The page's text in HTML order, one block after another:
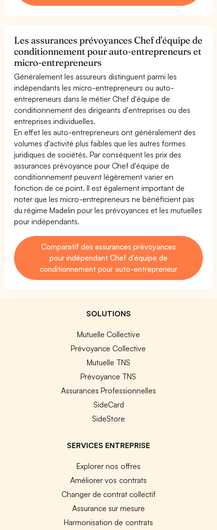
Les assurances prévoyances Chef d'équipe de
conditionnement pour auto-entrepreneurs et
micro-entrepreneurs
Généralement les assureurs distinguent parmi les
indépendants les micro-entrepreneurs ou auto-
entrepreneurs dans le métier Chef d'équipe de
conditionnement des dirigeants d'entreprises ou des
entreprises individuelles.
En effet les auto-entrepreneurs ont généralement des
volumes d'activité plus faibles que les autres formes
juridiques de sociétés. Par conséquent les prix des
assurances prévoyance pour Chef d'équipe de
conditionnement peuvent légèrement varier en
fonction de ce point. Il est également important de
noter que les micro-entrepreneurs ne bénéficient pas
du régime Madelin pour les prévoyances et les mutuelles
pour indépendants.
Comparatif des assurances prévoyances
pour indépendant Chef d'équipe de
conditionnement pour auto-entrepreneur
SOLUTIONS
Mutuelle Collective
Prévoyance Collective
Mutuelle TNS
Prévoyance TNS
Assurances Professionnelles
SideCard
SideStore
SERVICES ENTREPRISE
Explorer nos offres
Améliorer vos contrats
Changer de contrat collectif
Assurance sur mesure
Harmonisation de contrats